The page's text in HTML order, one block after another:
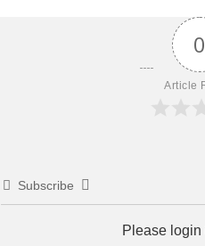
0
Article
Subscribe
Please login